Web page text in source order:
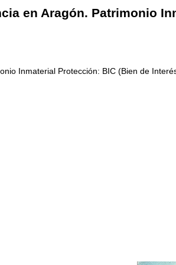
en Aragón. Patrimonio
Inmaterial Protección: BIC (Bien de